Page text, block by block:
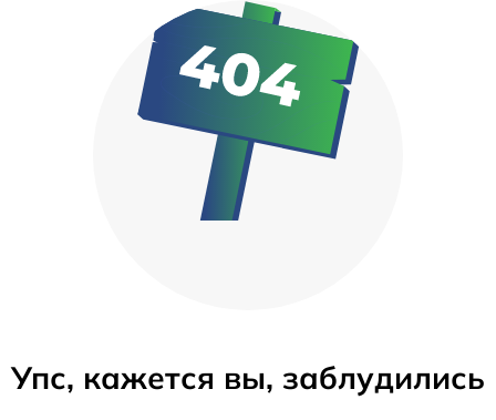
Упс, кажется вы, заблудились